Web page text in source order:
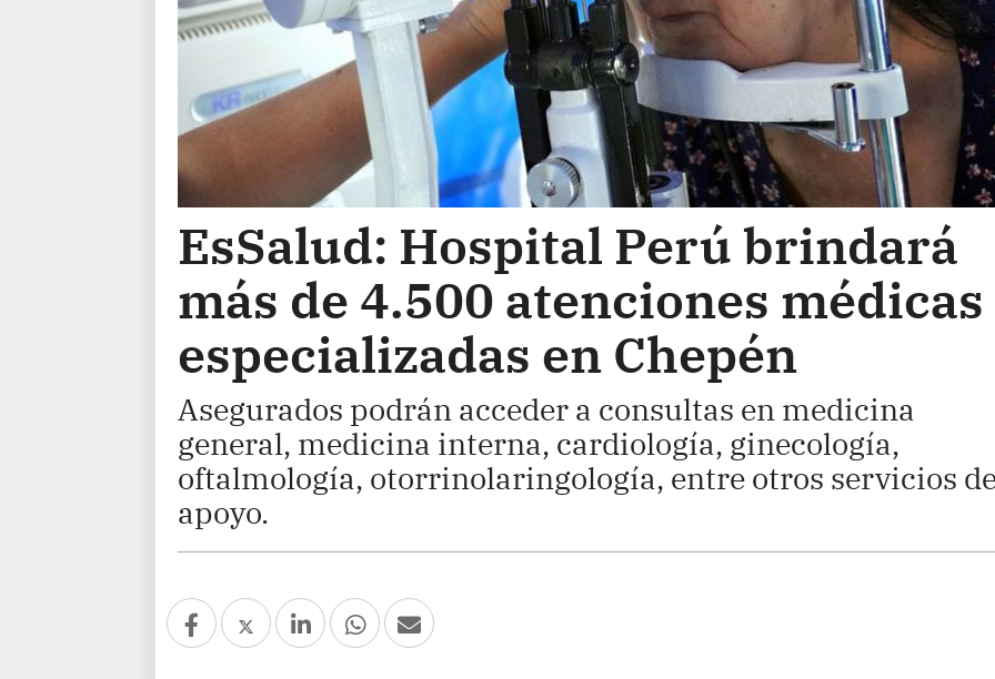
EsSalud: Hospital Perú brindará
más de 4.500 atenciones médicas
especializadas en Chepén
Asegurados podrán acceder a consultas en medicina
general, medicina interna, cardiología, ginecología,
oftalmología, otorrinolaringología, entre otros servicios
apoyo.